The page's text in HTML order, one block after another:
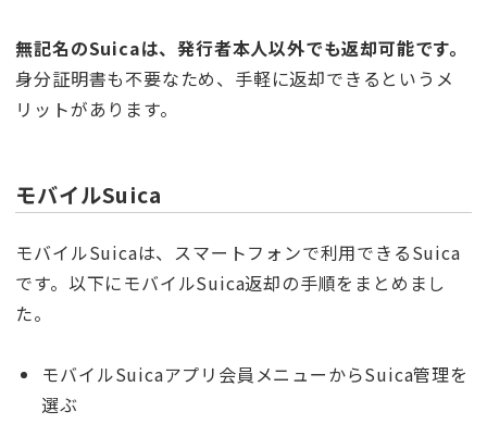
無記名のSuicaは、発行者本人以外でも返却可能です。
身分証明書も不要なため、手軽に返却できるというメ
リットがあります。
モバイルSuica
モバイルSuicaは、スマートフォンで利用できるSuica
です。以下にモバイルSuica返却の手順をまとめまし
た。
モバイルSuicaアプリ会員メニューからSuica管理を
選ぶ